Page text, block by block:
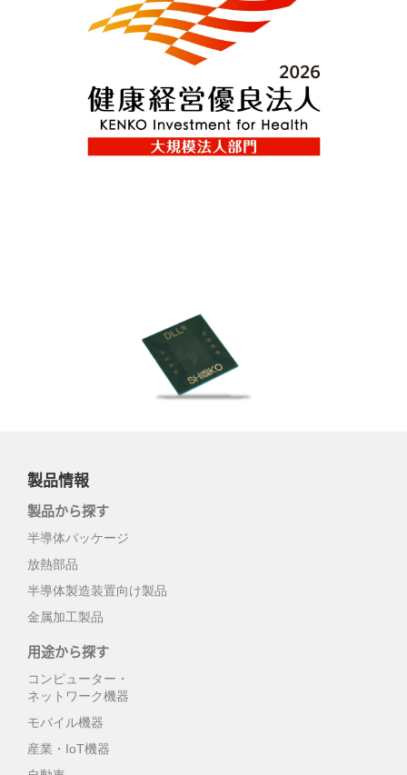
製品情報
製品から探す
半導体パッケージ
放熱部品
半導体製造装置向け製品
金属加工製品
用途から探す
コンピューター・
ネットワーク機器
モバイル機器
産業・IoT機器